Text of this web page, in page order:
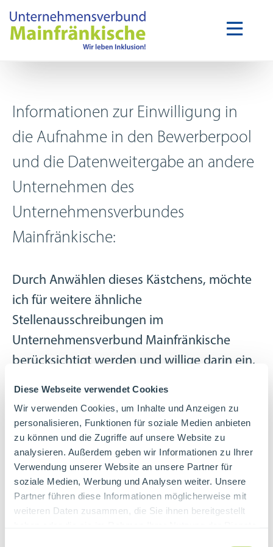
Diese Webseite verwendet Cookies
Wir verwenden Cookies, um Inhalte und Anzeigen zu
personalisieren, Funktionen für soziale Medien anbieten
zu können und die Zugriffe auf unsere Website zu
analysieren. Außerdem geben wir Informationen zu Ihrer
Verwendung unserer Website an unsere Partner für
soziale Medien, Werbung und Analysen weiter. Unsere
Partner führen diese Informationen möglicherweise mit
weiteren Daten zusammen, die Sie ihnen bereitgestellt
Informationen zur Einwilligung in
die Aufnahme in den Bewerberpool
und die Datenweitergabe an andere
Unternehmen des
Unternehmensverbundes
Mainfränkische:
Durch Anwählen dieses Kästchens, möchte
ich für weitere ähnliche
Stellenausschreibungen im
Unternehmensverbund Mainfränkische
berücksichtigt werden und willige darin ein,
enthaltenen personenbezogenen Daten zu
diesem Zweck im Bewerberpool für die
Dauer von längstens 12 Monaten
gespeichert und an weitere Unternehmen
des Unternehmensverbundes übermittelt
werden.